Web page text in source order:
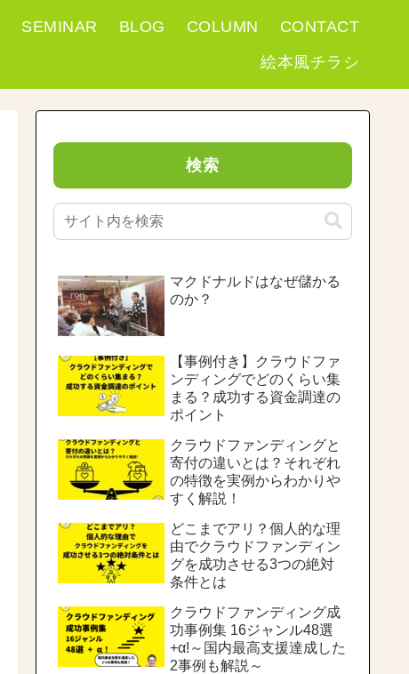
SEMINAR BLOG COLUMN
CONTACT
絵本風チラシ
検索
マクドナルドはなぜ儲かる
のか？
【事例付き】クラウドファ
ンディングでどのくらい集
まる？成功する資金調達の
ポイント
クラウドファンディングと
寄付の違いとは？それぞれ
の特徴を実例からわかりや
すく解説！
どこまでアリ？個人的な理
由でクラウドファンディン
グを成功させる3つの絶対
条件とは
クラウドファンディング成
功事例集 16ジャンル48選
+α!～国内最高支援達成した
2事例も解説～